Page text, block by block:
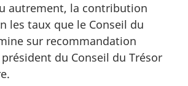
autrement, la contribution
les taux que le Conseil du
sur recommandation
du Conseil du Trésor